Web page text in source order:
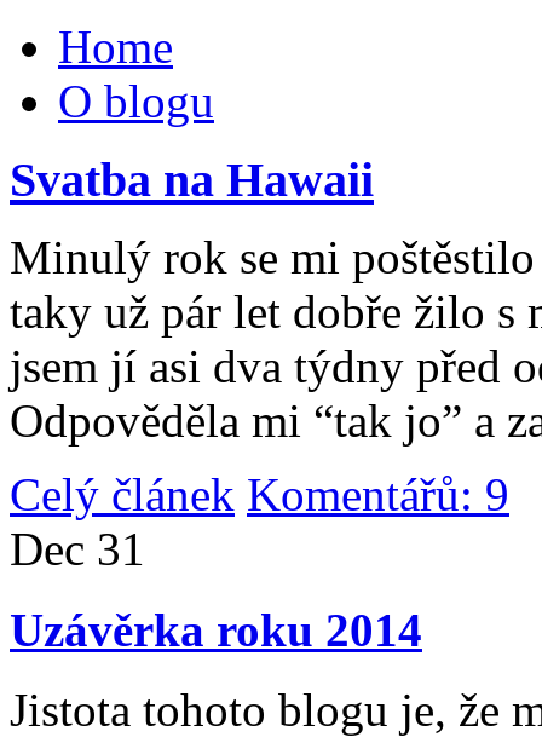
Home
O blogu
Svatba na Hawaii
Minulý rok se mi
taky už pár let dobře žilo
jsem jí asi dva týdny před
Odpověděla mi “tak jo” a
Celý článek Komentářů: 9
Dec 31
Uzávěrka roku 2014
Jistota tohoto blogu je, že